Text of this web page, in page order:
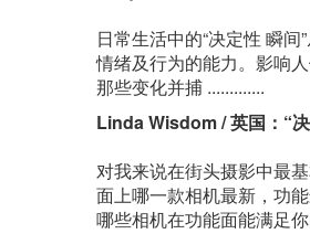
日常生活中的“决定性 瞬
情绪及行为的能力。影响
那些变化并捕 .............
Linda Wisdom / 英国：“
对我来说在街头摄影中最
面上哪一款相机最新，功
哪些相机在功能面能满足